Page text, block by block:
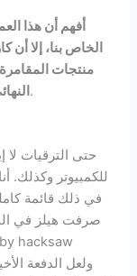
أفهم أن هذا
الخاص بنا، إلا أن
منتجات المقامرة
تجربة حماسية مع ألعاب الحظ في الكازينو.
حتى الترقيات لا
للكمبيوتر وكذلك.
في ذلك قائمة
صرفت هيلز في